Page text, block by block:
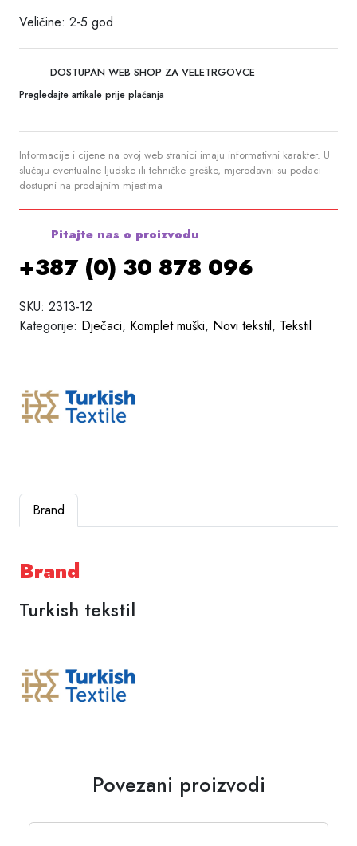
Veličine: 2-5 god
DOSTUPAN WEB SHOP ZA VELETRGOVCE
Pregledajte artikale prije plaćanja
Informacije i cijene na ovoj web stranici imaju informativni karakter. U
slučaju eventualne ljudske ili tehničke greške, mjerodavni su podaci
dostupni na prodajnim mjestima
Pitajte nas o proizvodu
+387 (0) 30 878 096
SKU: 2313-12
Kategorije: Dječaci, Komplet muški, Novi tekstil, Tekstil
Brand
Brand
Turkish tekstil
Povezani proizvodi